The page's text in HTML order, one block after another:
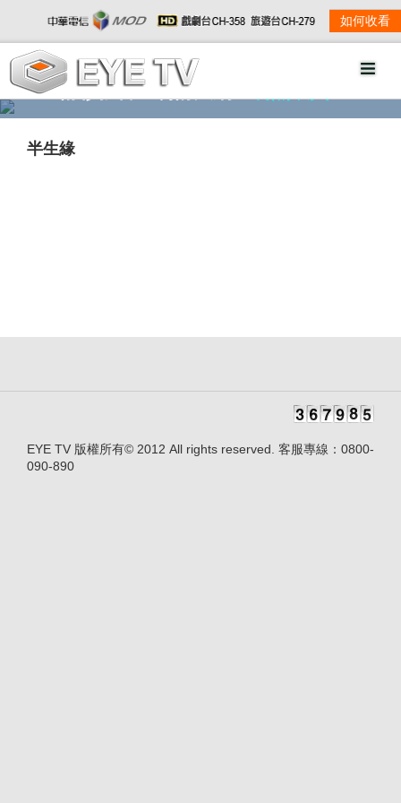
如何收看
精彩影音 劇情大綱
半生緣
EYE TV 版權所有© 2012 All rights reserved. 客服專線：0800-
090-890